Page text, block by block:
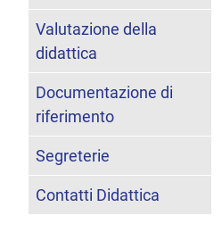
Valutazione della
didattica
Documentazione di
riferimento
Segreterie
Contatti Didattica